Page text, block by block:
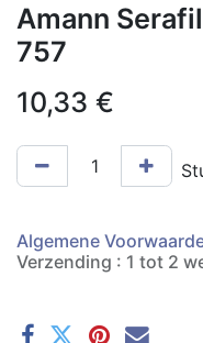
Amann
757
10,33 €
Algemene
Verzending : 1 tot 2